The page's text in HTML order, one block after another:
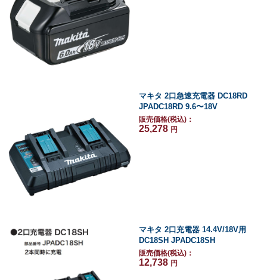
マキタ 2口急速充電器 DC18RD
JPADC18RD 9.6〜18V
販売価格(税込)：
25,278 円
マキタ 2口充電器 14.4V/18V用
DC18SH JPADC18SH
販売価格(税込)：
12,738 円